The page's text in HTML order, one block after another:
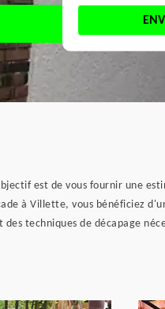
est de vous fournir une
à Villette, vous bénéficiez
techniques de décapage